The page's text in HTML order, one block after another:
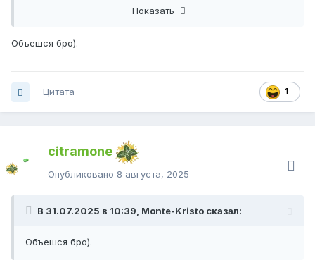
Что-то пошло не так, мои семена были вперемешку с
Показать
Объешся бро).
1
Цитата
citramone
Опубликовано 8 августа, 2025
В 31.07.2025 в 10:39, Monte-Kristo сказал:
Объешся бро).